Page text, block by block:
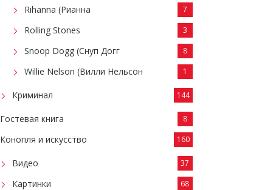
Rihanna (Рианна 7
Rolling Stones 3
Snoop Dogg (Снуп Догг 8
Willie Nelson (Вилли Нельсон 1
Криминал 144
Гостевая книга 8
Конопля и искусство 160
Видео 37
Картинки 68